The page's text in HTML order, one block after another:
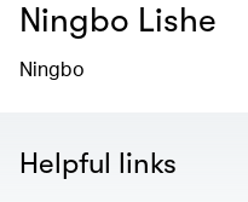
Ningbo Lishe
Ningbo
Helpful links